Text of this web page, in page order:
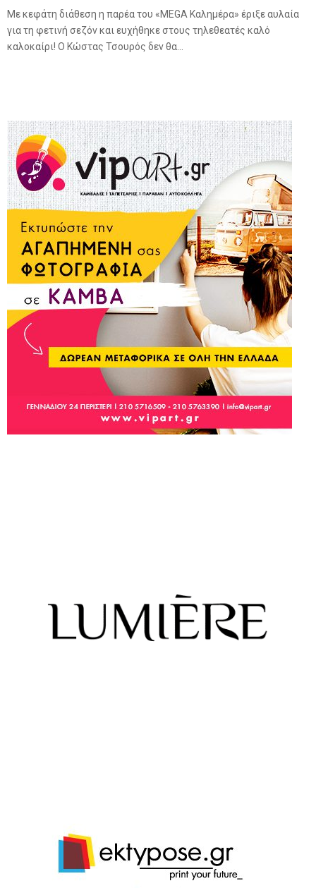
Με κεφάτη διάθεση η παρέα του «MEGA Καλημέρα» έριξε αυλαία
για τη φετινή σεζόν και ευχήθηκε στους τηλεθεατές καλό
καλοκαίρι! Ο Κώστας Τσουρός δεν θα...